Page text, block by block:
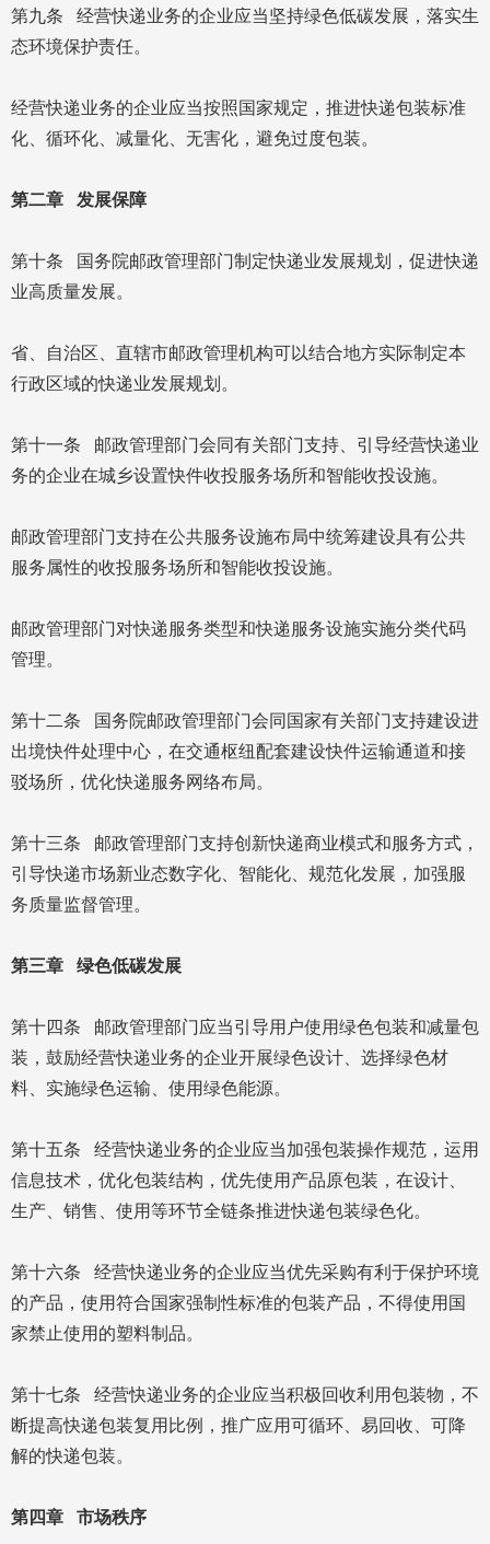
第九条 经营快递业务的企业应当坚持绿色低碳发展，落实生
态环境保护责任。
经营快递业务的企业应当按照国家规定，推进快递包装标准
化、循环化、减量化、无害化，避免过度包装。
第二章 发展保障
第十条 国务院邮政管理部门制定快递业发展规划，促进快递
业高质量发展。
省、自治区、直辖市邮政管理机构可以结合地方实际制定本
行政区域的快递业发展规划。
第十一条 邮政管理部门会同有关部门支持、引导经营快递业
务的企业在城乡设置快件收投服务场所和智能收投设施。
邮政管理部门支持在公共服务设施布局中统筹建设具有公共
服务属性的收投服务场所和智能收投设施。
邮政管理部门对快递服务类型和快递服务设施实施分类代码
管理。
第十二条 国务院邮政管理部门会同国家有关部门支持建设进
出境快件处理中心，在交通枢纽配套建设快件运输通道和接
驳场所，优化快递服务网络布局。
第十三条 邮政管理部门支持创新快递商业模式和服务方式，
引导快递市场新业态数字化、智能化、规范化发展，加强服
务质量监督管理。
第三章 绿色低碳发展
第十四条 邮政管理部门应当引导用户使用绿色包装和减量包
装，鼓励经营快递业务的企业开展绿色设计、选择绿色材
料、实施绿色运输、使用绿色能源。
第十五条 经营快递业务的企业应当加强包装操作规范，运用
信息技术，优化包装结构，优先使用产品原包装，在设计、
生产、销售、使用等环节全链条推进快递包装绿色化。
第十六条 经营快递业务的企业应当优先采购有利于保护环境
的产品，使用符合国家强制性标准的包装产品，不得使用国
家禁止使用的塑料制品。
第十七条 经营快递业务的企业应当积极回收利用包装物，不
断提高快递包装复用比例，推广应用可循环、易回收、可降
解的快递包装。
第四章 市场秩序